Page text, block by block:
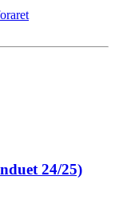
24/25)